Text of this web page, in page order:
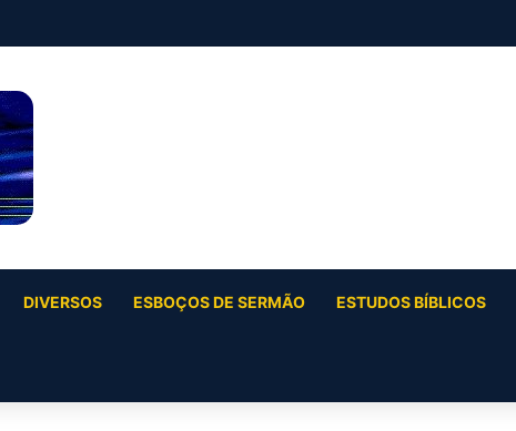
DIVERSOS ESBOÇOS DE SERMÃO ESTUDOS BÍBLICOS